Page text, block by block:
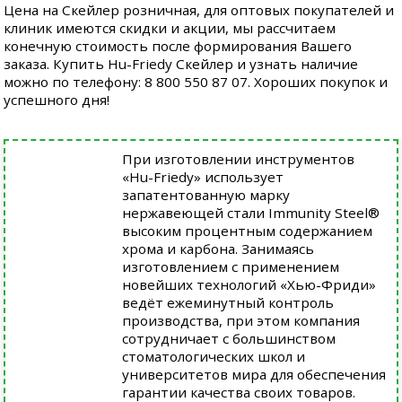
Цена на Скейлер розничная, для оптовых покупателей и
клиник имеются скидки и акции, мы рассчитаем
конечную стоимость после формирования Вашего
заказа. Купить Hu-Friedy Скейлер и узнать наличие
можно по телефону: 8 800 550 87 07. Хороших покупок и
успешного дня!
При изготовлении инструментов
«Hu-Friedy» использует
запатентованную марку
нержавеющей стали Immunity Steel®
высоким процентным содержанием
хрома и карбона. Занимаясь
изготовлением с применением
новейших технологий «Хью-Фриди»
ведёт ежеминутный контроль
производства, при этом компания
сотрудничает с большинством
стоматологических школ и
университетов мира для обеспечения
гарантии качества своих товаров.